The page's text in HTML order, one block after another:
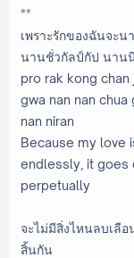
**
เพราะรักของฉันจะ
นานชั่วกัลป์กัป นาน
pro rak kong chan
gwa nan nan chua
nan niran
Because my love
endlessly, it goes
perpetually
จะไม่มีสิ่งไหนลบเลือ
สิ้นกัน